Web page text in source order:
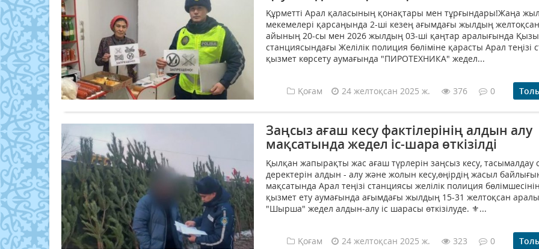
Құрметті Арал қаласының қонақтары мен тұрғындары!Жаңа
мекемелері қарсаңында 2-ші кезең ағымдағы жылдың желтоқсан
айының 20-сы мен 2026 жылдың 03-ші қаңтар аралығында
станциясындағы Желілік полиция бөліміне қарасты Арал теңізі
қызмет көрсету аумағында "ПИРОТЕХНИКА" жедел...
Қоғам 24 желтоқсан 2025 ж. 376 0
Заңсыз ағаш кесу фактілерінің алдын алу
мақсатында жедел іс-шара өткізілді
Қылқан жапырақты жас ағаш түрлерін заңсыз кесу, тасымалдау
деректерін алдын - алу және жолын кесу,өңірдің жасыл
мақсатында Арал теңізі станциясы желілік полиция
қызмет ету аумағында ағымдағы жылдың 15-31 желтоқсан
"Шырша" жедел алдын-алу іс шарасы өткізілуде. ⚜️...
Қоғам 24 желтоқсан 2025 ж. 323 0